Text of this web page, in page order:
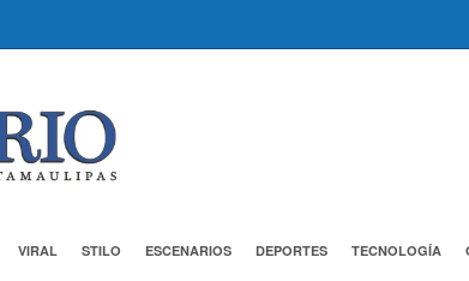
VIRAL STILO ESCENARIOS DEPORTES TECNOLOGÍA